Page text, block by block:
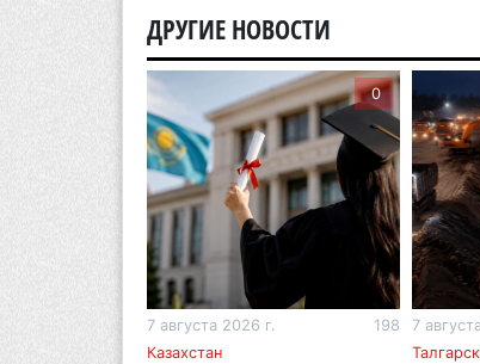
ДРУГИЕ НОВОСТИ
0
7 августа 2026 г.
198
Казахстан
7